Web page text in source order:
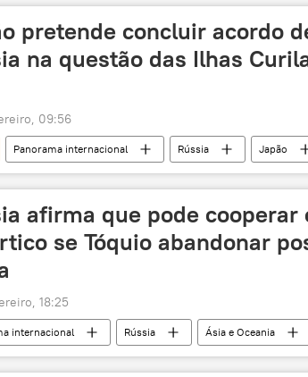
pretende concluir acordo
na questão das Ilhas
09:56
Panorama internacional Rússia Japão
paz
Kunashir Iturup Shikotan
afirma que pode cooperar
se Tóquio abandonar
18:25
internacional Rússia Ásia e Oceania
Japão Ártico Ucrânia